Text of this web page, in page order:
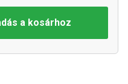
a kosárhoz